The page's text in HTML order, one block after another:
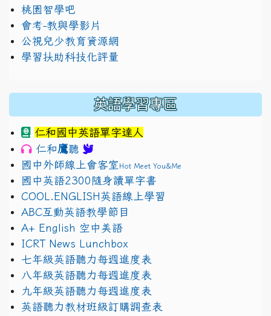
桃園智學吧
會考-教與學影片
公視兒少教育資源網
學習扶助科技化評量
英語學習專區
仁和國中英語單字達人
仁和鷹聽
國中外師線上會客室Hot Meet You&Me
國中英語2300隨身讀單字書
COOL.ENGLISH英語線上學習
ABC互動英語教學節目
A+ English 空中美語
ICRT News Lunchbox
七年級英語聽力每週進度表
八年級英語聽力每週進度表
九年級英語聽力每週進度表
英語聽力教材班級訂購調查表